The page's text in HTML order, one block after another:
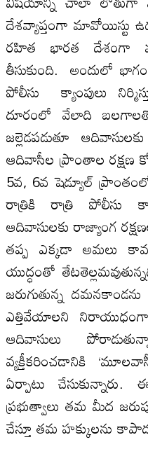
దేశవ్యాప్తంగా మావోయిస్టు
రహిత భారత దేశంగా
తీసుకుంది. అందులో
పోలీసు క్యాంపులు
దూరంలో వేలాది బలగాలతో
జల్లెడపడుతూ
ఆదివాసీల ప్రాంతాల రక్షణ
5వ, 6వ షెడ్యూల్‌
రాత్రికి రాత్రి పోలీసు
ఆదివాసులకు రాజ్యాంగ
తప్ప ఎక్కడా అమలు
యుద్ధంతో
జరుగుతున్న
ఎత్తివేయాలని
ఆదివాసులు
వ్యక్తీకరించడానికి
ఏర్పాటు చేసుకున్నారు.
ప్రభుత్వాలు తమ మీద
చేస్తూ తమ హక్కులను